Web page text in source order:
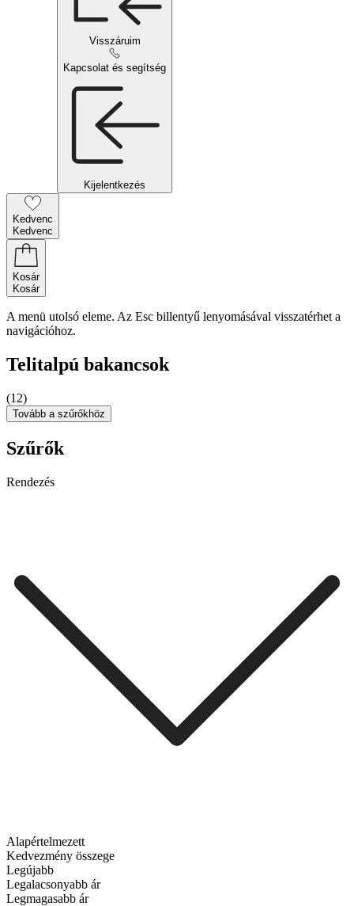
Visszáruim
Kapcsolat és segítség
Kijelentkezés
Kedvenc
Kedvenc
Kosár
Kosár
A menü utolsó eleme. Az Esc billentyű lenyomásával visszatérhet a
navigációhoz.
Telitalpú bakancsok
(12)
Tovább a szűrőkhöz
Szűrők
Rendezés
Alapértelmezett
Kedvezmény összege
Legújabb
Legalacsonyabb ár
Legmagasabb ár